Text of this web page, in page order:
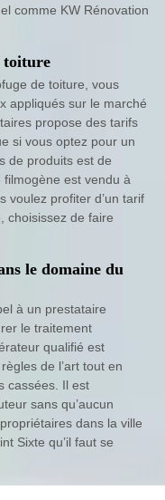
comme KW Rénovation
toiture
de toiture, vous
appliqués sur le marché
propose des tarifs
si vous optez pour un
de produits est de
filmogène est vendu à
voulez profiter d’un tarif
choisissez de faire
le domaine du
à un prestataire
le traitement
qualifié est
de l’art tout en
cassées. Il est
sans qu’aucun
dans la ville
Sixte qu’il faut se